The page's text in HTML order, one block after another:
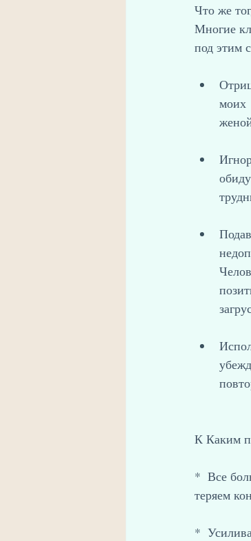
Что же
Многие
под этим
моих
К Каким
*  Все
теряем
*